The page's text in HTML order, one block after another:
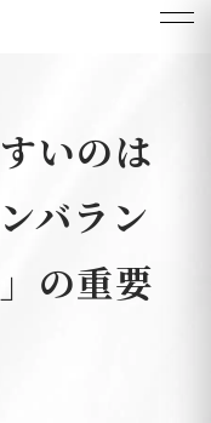
いのは
バラン
の重要